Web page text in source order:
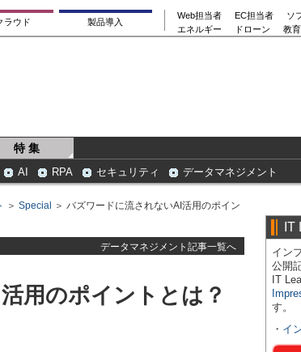
ラウド 製品導入
Web担当者 EC担当者
ソ
エネルギー
ドローン 教
特 集
AI RPA セキュリティ データマネジメント
＞ Special
＞ バズワードに流されないAI活用のポイン
データマネジメント記事一覧へ
用のポイントとは？
IT
イン
公開
IT
す。
・ イ